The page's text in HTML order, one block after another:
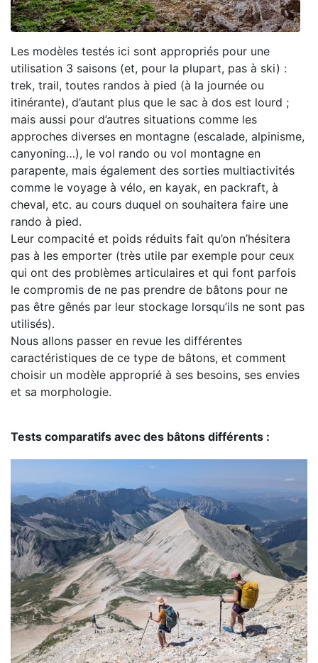
Les modèles testés ici sont appropriés pour une
utilisation 3 saisons (et, pour la plupart, pas à ski) :
trek, trail, toutes randos à pied (à la journée ou
itinérante), d’autant plus que le sac à dos est lourd ;
mais aussi pour d’autres situations comme les
approches diverses en montagne (escalade, alpinisme,
canyoning…), le vol rando ou vol montagne en
parapente, mais également des sorties multiactivités
comme le voyage à vélo, en kayak, en packraft, à
cheval, etc. au cours duquel on souhaitera faire une
rando à pied.
Leur compacité et poids réduits fait qu’on n’hésitera
pas à les emporter (très utile par exemple pour ceux
qui ont des problèmes articulaires et qui font parfois
le compromis de ne pas prendre de bâtons pour ne
pas être gênés par leur stockage lorsqu’ils ne sont pas
utilisés).
Nous allons passer en revue les différentes
caractéristiques de ce type de bâtons, et comment
choisir un modèle approprié à ses besoins, ses envies
et sa morphologie.
Tests comparatifs avec des bâtons différents :